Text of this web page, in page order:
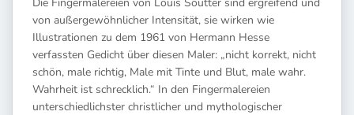
von außergewöhnlicher Intensität, sie wirken wie
Illustrationen zu dem 1961 von Hermann Hesse
verfassten Gedicht über diesen Maler: „nicht korrekt, nicht
schön, male richtig, Male mit Tinte und Blut, male wahr.
Wahrheit ist schrecklich.“ In den Fingermalereien
unterschiedlichster christlicher und mythologischer